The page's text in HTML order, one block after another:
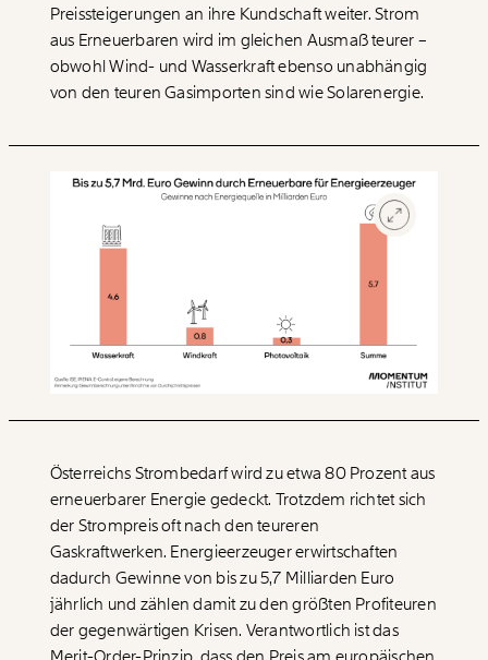
Preissteigerungen an ihre Kundschaft weiter. Strom
aus Erneuerbaren wird im gleichen Ausmaß teurer –
obwohl Wind- und Wasserkraft ebenso unabhängig
von den teuren Gasimporten sind wie Solarenergie.
Österreichs Strombedarf wird zu etwa 80 Prozent aus
erneuerbarer Energie gedeckt. Trotzdem richtet sich
der Strompreis oft nach den teureren
Gaskraftwerken. Energieerzeuger erwirtschaften
dadurch Gewinne von bis zu 5,7 Milliarden Euro
jährlich und zählen damit zu den größten Profiteuren
der gegenwärtigen Krisen. Verantwortlich ist das